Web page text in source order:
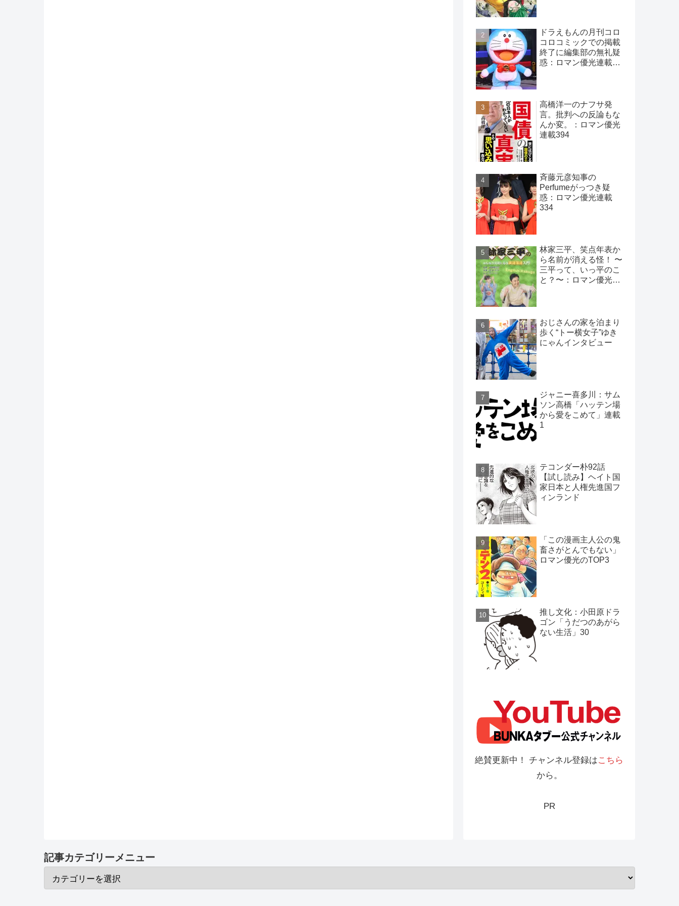
ドラえもんの月刊コロ
コロコミックでの掲載
終了に編集部の無礼疑
惑：ロマン優光連載
高橋洋一のナフサ発
言。批判への反論もな
んか変。：ロマン優光
連載394
斉藤元彦知事の
Perfumeがっつき疑
惑：ロマン優光連載
334
林家三平、笑点年表か
ら名前が消える怪！ 〜
三平って、いっ平のこ
と？〜：ロマン優光連
おじさんの家を泊まり
歩く“トー横女子”ゆき
にゃんインタビュー
ジャニー喜多川：サム
ソン高橋「ハッテン場
から愛をこめて」連載
1
テコンダー朴92話
【試し読み】ヘイト国
家日本と人権先進国フ
ィンランド
「この漫画主人公の鬼
畜さがとんでもない」
ロマン優光のTOP3
推し文化：小田原ドラ
ゴン「うだつのあがら
ない生活」30
絶賛更新中！ チャンネル登録はこちら
から。
PR
記事カテゴリーメニュー